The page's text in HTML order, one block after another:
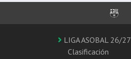
LIGA ASOBAL 26/27
Clasificación